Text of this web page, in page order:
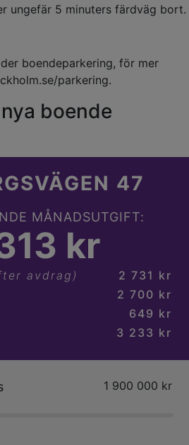
ungefär 5 minuters färdväg bort.
boendeparkering, för mer
parkering.
boende